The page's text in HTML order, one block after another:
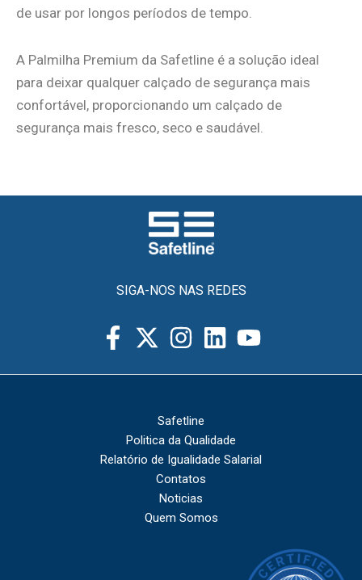
de usar por longos períodos de tempo.
A Palmilha Premium da Safetline é a solução ideal
para deixar qualquer calçado de segurança mais
confortável, proporcionando um calçado de
segurança mais fresco, seco e saudável.
SIGA-NOS NAS REDES
Safetline
Politica da Qualidade
Relatório de Igualidade Salarial
Contatos
Noticias
Quem Somos